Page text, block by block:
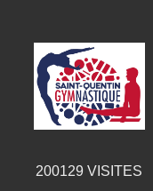
200129 VISITES